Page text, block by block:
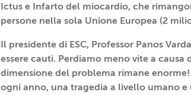
Ictus e Infarto del miocardio, che
persone nella sola Unione Europea (2
Il presidente di ESC, Professor Panos
essere cauti. Perdiamo meno vite a
dimensione del problema rimane
ogni anno, una tragedia a livello umano